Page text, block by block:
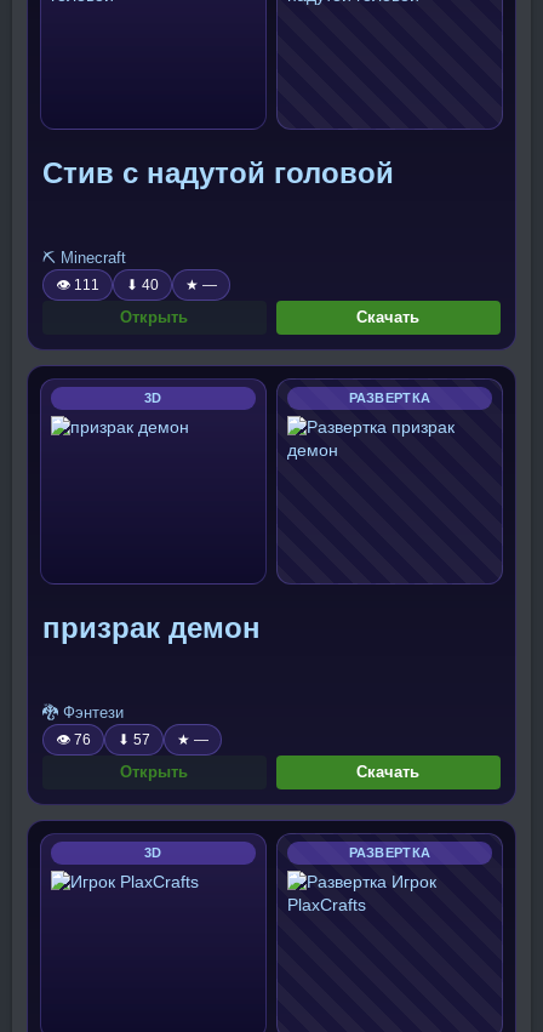
Стив с надутой головой
⛏️ Minecraft
👁 111 ⬇ 40 ★ —
Открыть Скачать
3D РАЗВЕРТКА
призрак демон
🐉 Фэнтези
👁 76 ⬇ 57 ★ —
Открыть Скачать
3D РАЗВЕРТКА